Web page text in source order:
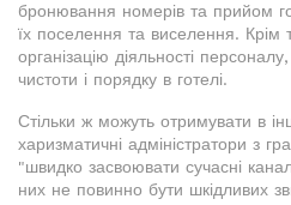
бронювання номерів та прийом
їх поселення та виселення. Крім
організацію діяльності
чистоти і порядку в готелі.
Стільки ж можуть отримувати в
харизматичні адміністратори з
"швидко засвоювати сучасні
них не повинно бути шкідливих